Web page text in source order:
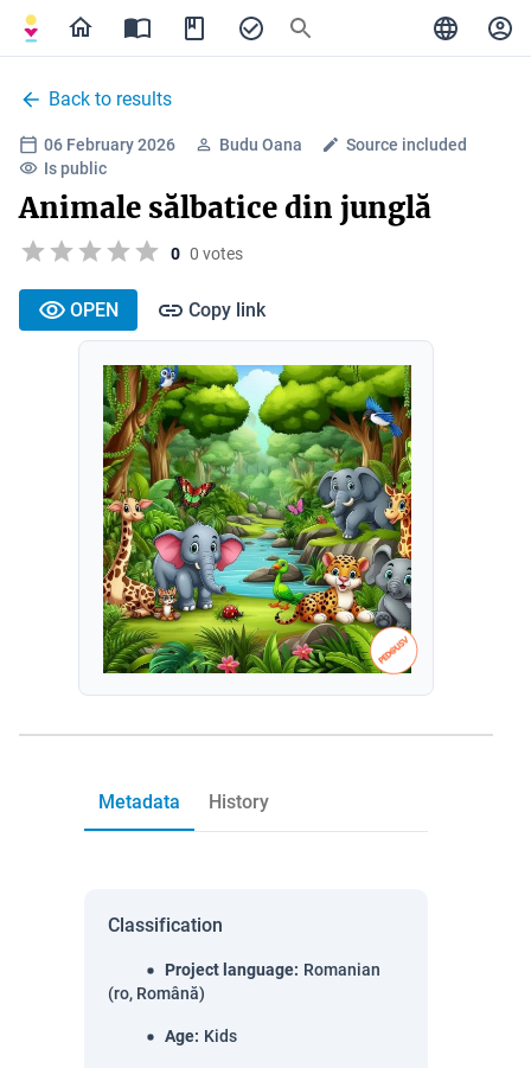
Back to results
06 February 2026 Budu Oana
Source included
Is public
Animale sălbatice din junglă
0 0 votes
OPEN Copy link
Metadata History
Classification
Project language: Romanian
(ro, Română)
Age: Kids